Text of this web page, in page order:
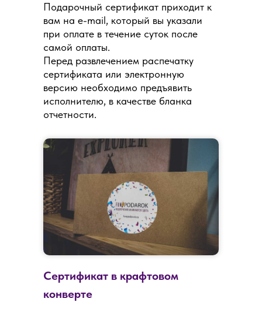
Подарочный сертификат приходит к
вам на e-mail, который вы указали
при оплате в течение суток после
самой оплаты.
Перед развлечением распечатку
сертификата или электронную
версию необходимо предъявить
исполнителю, в качестве бланка
отчетности.
Сертификат в крафтовом
конверте